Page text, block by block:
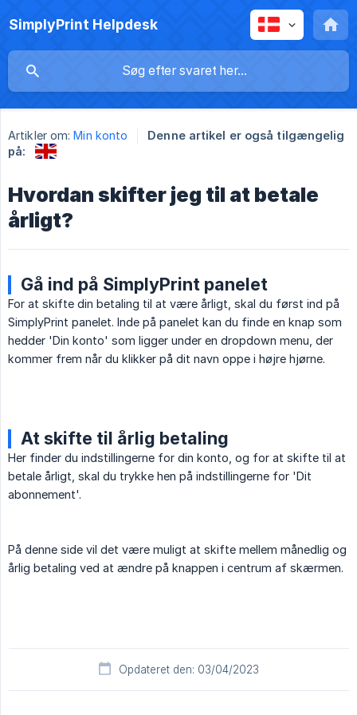
SimplyPrint Helpdesk
Artikler om: Min konto
Denne artikel er også tilgængelig
på:
Hvordan skifter jeg til at betale
årligt?
Gå ind på SimplyPrint panelet
For at skifte din betaling til at være årligt, skal du først ind på
SimplyPrint panelet. Inde på panelet kan du finde en knap som
hedder 'Din konto' som ligger under en dropdown menu, der
kommer frem når du klikker på dit navn oppe i højre hjørne.
At skifte til årlig betaling
Her finder du indstillingerne for din konto, og for at skifte til at
betale årligt, skal du trykke hen på indstillingerne for 'Dit
abonnement'.
På denne side vil det være muligt at skifte mellem månedlig og
årlig betaling ved at ændre på knappen i centrum af skærmen.
Opdateret den: 03/04/2023